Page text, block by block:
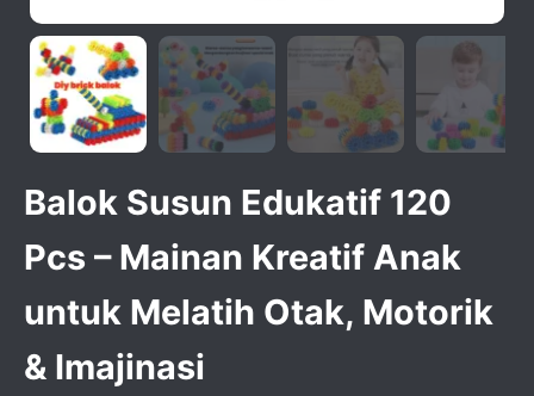
Balok Susun Edukatif 120
Pcs – Mainan Kreatif Anak
untuk Melatih Otak, Motorik
& Imajinasi